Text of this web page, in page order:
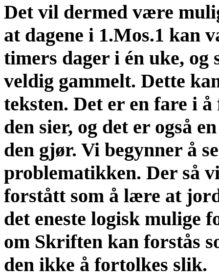
Det vil dermed være
at dagene i 1.Mos.1 kan
timers dager i én uke,
veldig gammelt. Dette
teksten. Det er en fare i
den sier, og det er også
den gjør. Vi begynner å
problematikken. Der så
forstått som å lære at
det eneste logisk mulige
om Skriften kan forstås
den ikke å fortolkes slik.